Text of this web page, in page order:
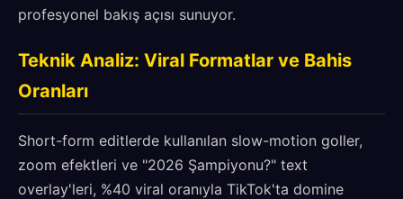
profesyonel bakış açısı sunuyor.
Teknik Analiz: Viral Formatlar ve Bahis
Oranları
Short-form editlerde kullanılan slow-motion goller,
zoom efektleri ve "2026 Şampiyonu?" text
overlay'leri, %40 viral oranıyla TikTok'ta domine